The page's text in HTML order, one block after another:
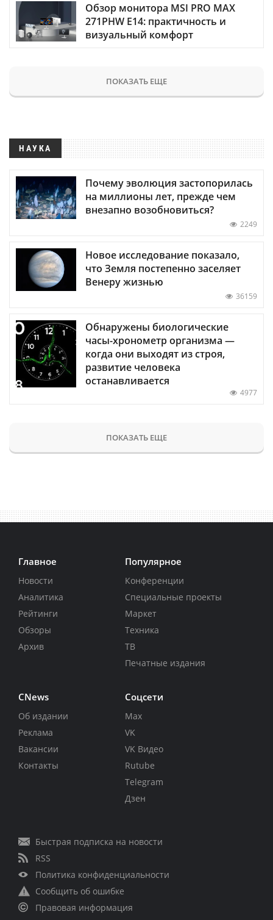
Обзор монитора MSI PRO MAX
271PHW E14: практичность и
визуальный комфорт
ПОКАЗАТЬ ЕЩЕ
НАУКА
Почему эволюция застопорилась
на миллионы лет, прежде чем
внезапно возобновиться?
2249
Новое исследование показало,
что Земля постепенно заселяет
Венеру жизнью
36159
Обнаружены биологические
часы-хронометр организма —
когда они выходят из строя,
развитие человека
останавливается
4977
ПОКАЗАТЬ ЕЩЕ
Главное
Новости
Аналитика
Рейтинги
Обзоры
Архив
Популярное
Конференции
Специальные проекты
Маркет
Техника
ТВ
Печатные издания
CNews
Об издании
Реклама
Вакансии
Контакты
Соцсети
Max
VK
VK Видео
Rutube
Telegram
Дзен
Быстрая подписка на новости
RSS
Политика конфиденциальности
Сообщить об ошибке
Правовая информация